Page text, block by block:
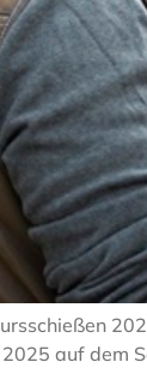
auf dem